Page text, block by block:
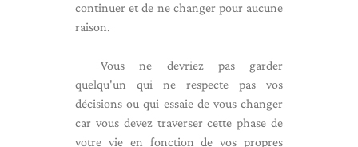
continuer et de ne changer pour aucune
raison.
Vous ne devriez pas garder
quelqu'un qui ne respecte pas vos
décisions ou qui essaie de vous changer
car vous devez traverser cette phase de
votre vie en fonction de vos propres